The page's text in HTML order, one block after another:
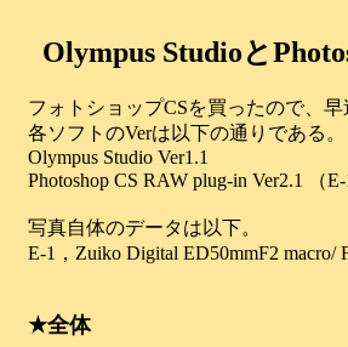
Olympus Studioと
フォトショップCSを買ったので、
各ソフトのVerは以下の通りである。
Olympus Studio Ver1.1
Photoshop CS RAW plug-in Ver2.1 （
写真自体のデータは以下。
E-1，Zuiko Digital ED50mmF2
★全体